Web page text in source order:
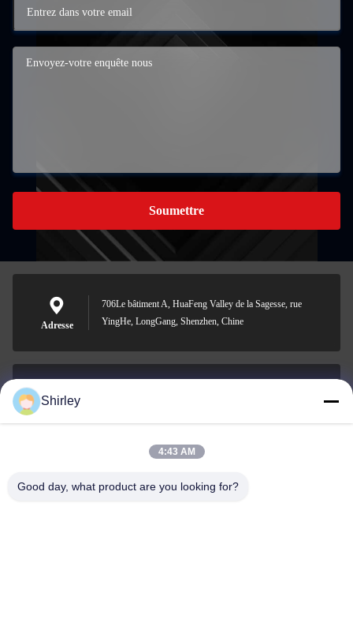
Soumettre
Adresse
706Le bâtiment A, HuaFeng Valley de la Sagesse, rue
YingHe, LongGang, Shenzhen, Chine
0086-18148506772
Shirley
4:43 AM
Good day, what product are you looking for?